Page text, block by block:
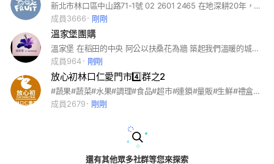
新北市林口區中山路71-1號 02 2601 2465 在地深耕20年，我們始終秉持誠懇實在、價格公道的精神，為鄰里提供最新鮮、最實惠的水果。 如今，我們不僅是一家傳統水果店，更邁向現代化，透過 LINE 社群分享最新水果資訊，讓大家第一時間掌握優惠好康！ #古意人 #古意人水果 #台灣水果 #台產水果 #進口水果 #水果＆蔬菜 #團購 #預購 #年節禮盒 #水果禮盒 #精緻禮盒 #水果禮籃 #新鮮限定 #蔬菜批發 #水果批發 #零售批發 #美食 #美食推薦 #鮮果購物
成員3666
剛剛
溫家堡團購
溫家堡 在稻田的中央 阿公以扶桑花為牆 築起我們溫暖的城堡 大紅花開滿樹籬笆上的童年記憶 守護著我 伴著我走過人生的每一段路 溫家堡是我人生的起點 我將溫家堡帶來林口 作為我人生的另一個起點 溫家堡是阮叨 也是恁叨 透過溫家堡 我要將大紅花帶給我的溫柔溫暖力量 也帶給你
成員964
剛剛
放心初林口仁愛門市4️⃣群之2
#蔬果#蔬菜#水果#調理#食品#超市#連鎖#量販#生鮮#禮盒#進口水果#宅配#快速到貨#門市#賣場#批發#日本水果#高級水果#年節禮盒#品質#甜甜價#優惠#優質#新鮮#品質#放心初#放心初蔬果網#宅配到府 #實體超市 #蔬果量販
成員2679
剛剛
還有其他眾多社群等您來探索